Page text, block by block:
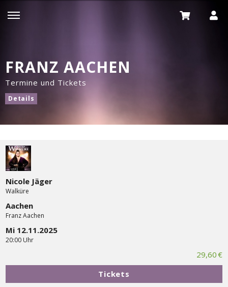
FRANZ AACHEN
Termine und Tickets
Details
Nicole Jäger
Walküre
Aachen
Franz Aachen
Mi 12.11.2025
20:00 Uhr
29,60 €
Tickets